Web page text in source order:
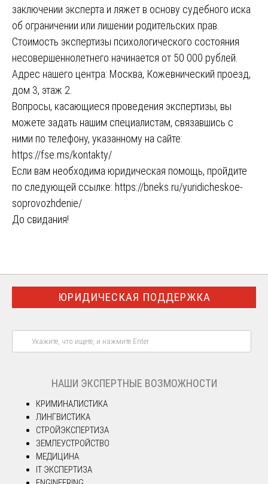
заключении эксперта и ляжет в основу судебного иска
об ограничении или лишении родительских прав.
Стоимость экспертизы психологического состояния
несовершеннолетнего начинается от 50 000 рублей.
Адрес нашего центра: Москва, Кожевнический проезд,
дом 3, этаж 2.
Вопросы, касающиеся проведения экспертизы, вы
можете задать нашим специалистам, связавшись с
ними по телефону, указанному на сайте:
https://fse.ms/kontakty/
Если вам необходима юридическая помощь, пройдите
по следующей ссылке: https://bneks.ru/yuridicheskoe-
soprovozhdenie/
До свидания!
ЮРИДИЧЕСКАЯ ПОДДЕРЖКА
НАШИ ЭКСПЕРТНЫЕ ВОЗМОЖНОСТИ
КРИМИНАЛИСТИКА
ЛИНГВИСТИКА
СТРОЙЭКСПЕРТИЗА
ЗЕМЛЕУСТРОЙСТВО
МЕДИЦИНА
IT ЭКСПЕРТИЗА